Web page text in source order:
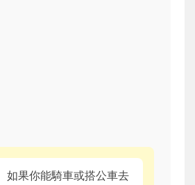
如果你能騎車或搭公車去